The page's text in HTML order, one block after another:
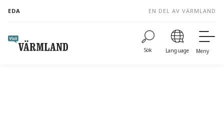
content
EDA EN DEL AV VÄRMLAND
Sök Language Meny